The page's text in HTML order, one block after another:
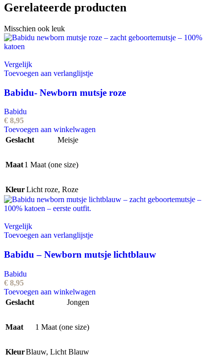
Gerelateerde producten
Misschien ook leuk
Vergelijk
Toevoegen aan verlanglijstje
Babidu- Newborn mutsje roze
Babidu
€ 8,95
Toevoegen aan winkelwagen
Geslacht
Meisje
Maat1 Maat (one size)
KleurLicht roze, Roze
Vergelijk
Toevoegen aan verlanglijstje
Babidu – Newborn mutsje lichtblauw
Babidu
€ 8,95
Toevoegen aan winkelwagen
Geslacht
Jongen
Maat 1 Maat (one size)
KleurBlauw, Licht Blauw